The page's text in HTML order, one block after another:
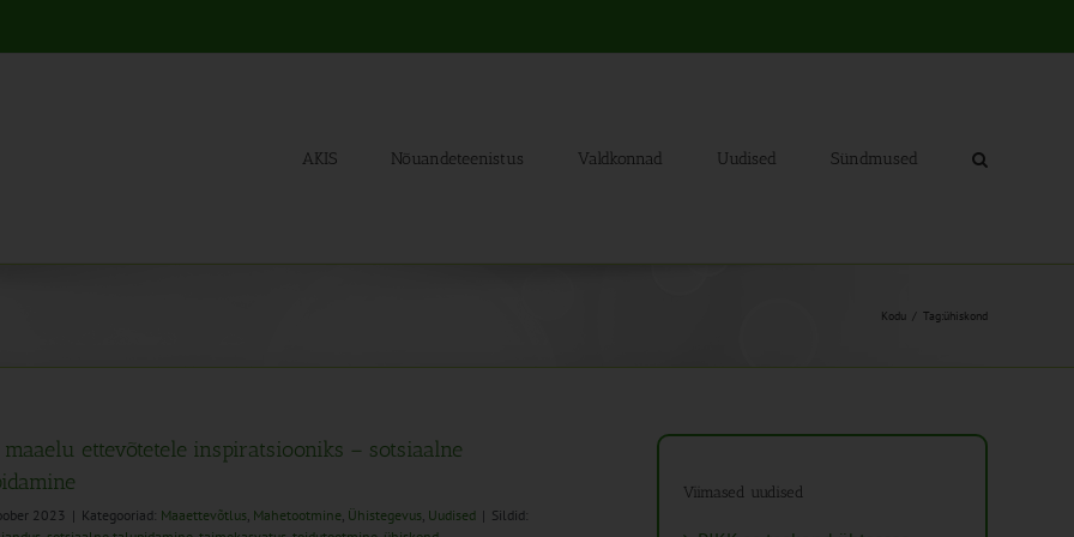
AKIS Nõuandeteenistus Valdkonnad Uudised Sündmused
Kodu Tag:ühiskond
maaelu ettevõtetele inspiratsiooniks – sotsiaalne
2023 | Kategooriad: Maaettevõtlus, Mahetootmine, Ühistegevus, Uudised | Sildid:
Viimased uudised